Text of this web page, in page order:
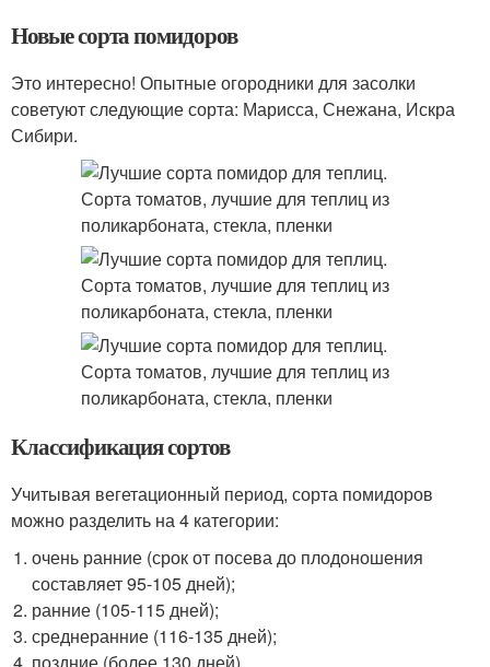
Новые сорта помидоров
Это интересно! Опытные огородники для засолки
советуют следующие сорта: Марисса, Снежана, Искра
Сибири.
Классификация сортов
Учитывая вегетационный период, сорта помидоров
можно разделить на 4 категории:
очень ранние (срок от посева до плодоношения
составляет 95-105 дней);
ранние (105-115 дней);
среднеранние (116-135 дней);